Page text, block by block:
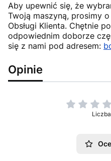
Aby upewnić się, że
Twoją maszyną, prosimy
Obsługi Klienta. Chętnie
odpowiednim doborze
się z nami pod adresem:
Opinie